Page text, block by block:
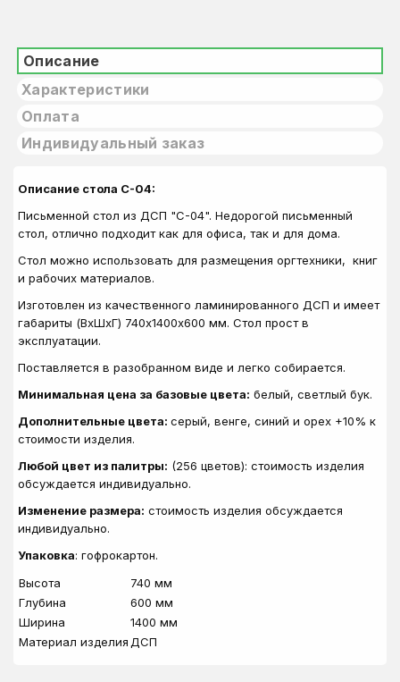
Описание
Характеристики
Оплата
Индивидуальный заказ
Описание стола С-04:
Письменной стол из ДСП "С-04". Недорогой письменный
стол, отлично подходит как для офиса, так и для дома.
Стол можно использовать для размещения оргтехники, книг
и рабочих материалов.
Изготовлен из качественного ламинированного ДСП и имеет
габариты (ВхШхГ) 740х1400х600 мм. Стол прост в
эксплуатации.
Поставляется в разобранном виде и легко собирается.
Минимальная цена за базовые цвета: белый, светлый бук.
Дополнительные цвета: серый, венге, синий и орех +10% к
стоимости изделия.
Любой цвет из палитры: (256 цветов): стоимость изделия
обсуждается индивидуально.
Изменение размера: стоимость изделия обсуждается
индивидуально.
Упаковка: гофрокартон.
Высота
740 мм
Глубина
600 мм
Ширина
1400 мм
Материал изделия ДСП